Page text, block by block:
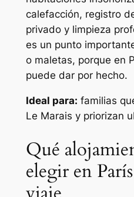
calefacción, registro
privado y limpieza
es un punto
o maletas, porque en
puede dar por hecho.
Ideal para: familias
Le Marais y priorizan
Qué
elegir en